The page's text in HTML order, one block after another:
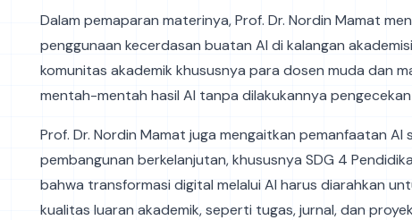
Dalam pemaparan materinya, Prof. Dr. Nordin Mamat
penggunaan kecerdasan buatan AI di kalangan
komunitas akademik khususnya para dosen muda dan
mentah-mentah hasil AI tanpa dilakukannya pengecekan
Prof. Dr. Nordin Mamat juga mengaitkan pemanfaatan
pembangunan berkelanjutan, khususnya SDG 4
bahwa transformasi digital melalui AI harus diarahkan
kualitas luaran akademik, seperti tugas, jurnal, dan